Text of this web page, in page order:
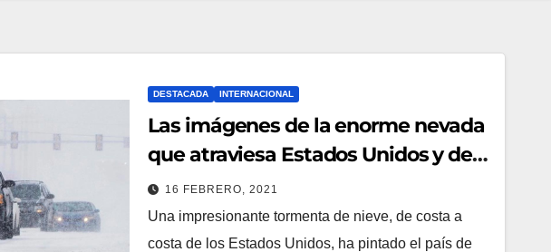
DESTACADA INTERNACIONAL
Las imágenes de la enorme nevada
que atraviesa Estados Unidos y dejó
a millones sin luz
16 FEBRERO, 2021
Una impresionante tormenta de nieve, de costa a
costa de los Estados Unidos, ha pintado el país de